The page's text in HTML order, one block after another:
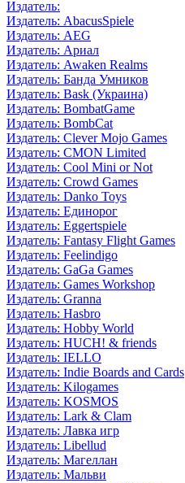
Издатель:
Издатель: AbacusSpiele
Издатель: AEG
Издатель: Ариал
Издатель: Awaken Realms
Издатель: Банда Умников
Издатель: Bask (Украина)
Издатель: BombatGame
Издатель: BombCat
Издатель: Clever Mojo Games
Издатель: CMON Limited
Издатель: Cool Mini or Not
Издатель: Crowd Games
Издатель: Danko Toys
Издатель: Единорог
Издатель: Eggertspiele
Издатель: Fantasy Flight Games
Издатель: Feelindigo
Издатель: GaGa Games
Издатель: Games Workshop
Издатель: Granna
Издатель: Hasbro
Издатель: Hobby World
Издатель: HUCH! & friends
Издатель: IELLO
Издатель: Indie Boards and Cards
Издатель: Kilogames
Издатель: KOSMOS
Издатель: Lark & Clam
Издатель: Лавка игр
Издатель: Libellud
Издатель: Магеллан
Издатель: Мальви